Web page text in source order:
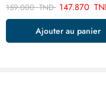
159.000TND 147.870
Ajouter au panier